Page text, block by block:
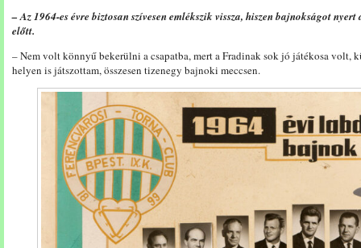
– Az 1964-es évre biztosan szívesen emlékszik vissza, hiszen bajnokságot
előtt.
– Nem volt könnyű bekerülni a csapatba, mert a Fradinak sok jó játékosa volt,
helyen is játszottam, összesen tizenegy bajnoki meccsen.